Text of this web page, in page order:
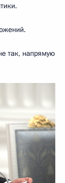
так, напрямую